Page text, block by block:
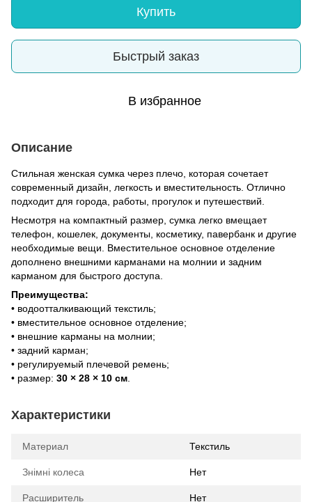
Купить
Быстрый заказ
В избранное
Описание
Стильная женская сумка через плечо, которая сочетает
современный дизайн, легкость и вместительность. Отлично
подходит для города, работы, прогулок и путешествий.
Несмотря на компактный размер, сумка легко вмещает
телефон, кошелек, документы, косметику, павербанк и другие
необходимые вещи. Вместительное основное отделение
дополнено внешними карманами на молнии и задним
карманом для быстрого доступа.
Преимущества:
• водоотталкивающий текстиль;
• вместительное основное отделение;
• внешние карманы на молнии;
• задний карман;
• регулируемый плечевой ремень;
• размер: 30 × 28 × 10 см
Характеристики
Материал Текстиль
Знімні колеса Нет
Расширитель Нет